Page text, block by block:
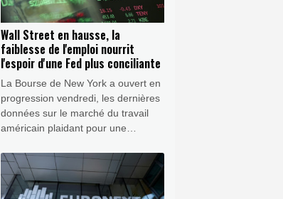
Wall Street en hausse, la
faiblesse de l'emploi nourrit
l'espoir d'une Fed plus conciliante
La Bourse de New York a ouvert en
progression vendredi, les dernières
données sur le marché du travail
américain plaidant pour une
la Réserve fédérale (Fed),
alimentant l'optimisme des indices
boursiers.